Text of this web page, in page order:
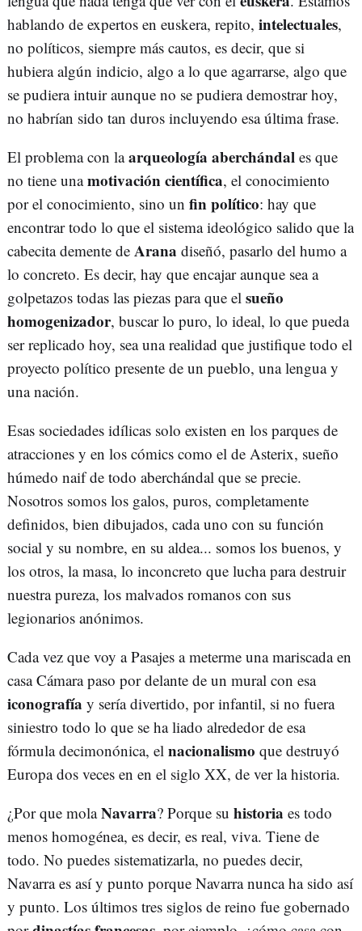
hablando de expertos en euskera, repito, intelectuales,
no políticos, siempre más cautos, es decir, que si
hubiera algún indicio, algo a lo que agarrarse, algo que
se pudiera intuir aunque no se pudiera demostrar hoy,
no habrían sido tan duros incluyendo esa última frase.
El problema con laarqueología aberchándal es que
no tiene unamotivación científica, el conocimiento
por el conocimiento, sino un fin político: hay que
encontrar todo lo que el sistema ideológico salido que la
cabecita demente de Arana diseñó, pasarlo del humo a
lo concreto. Es decir, hay que encajar aunque sea a
golpetazos todas las piezas para que el sueño
homogenizador, buscar lo puro, lo ideal, lo que pueda
ser replicado hoy, sea una realidad que justifique todo el
proyecto político presente de un pueblo, una lengua y
una nación.
Esas sociedades idílicas solo existen en los parques de
atracciones y en los cómics como el de Asterix, sueño
húmedo naif de todo aberchándal que se precie.
Nosotros somos los galos, puros, completamente
definidos, bien dibujados, cada uno con su función
social y su nombre, en su aldea... somos los buenos, y
los otros, la masa, lo inconcreto que lucha para destruir
nuestra pureza, los malvados romanos con sus
legionarios anónimos.
Cada vez que voy a Pasajes a meterme una mariscada en
casa Cámara paso por delante de un mural con esa
iconografía y sería divertido, por infantil, si no fuera
siniestro todo lo que se ha liado alrededor de esa
fórmula decimonónica, el nacionalismo que destruyó
Europa dos veces en en el siglo XX, de ver la historia.
¿Por que molaNavarra? Porque su historia es todo
menos homogénea, es decir, es real, viva. Tiene de
todo. No puedes sistematizarla, no puedes decir,
Navarra es así y punto porque Navarra nunca ha sido así
y punto. Los últimos tres siglos de reino fue gobernado